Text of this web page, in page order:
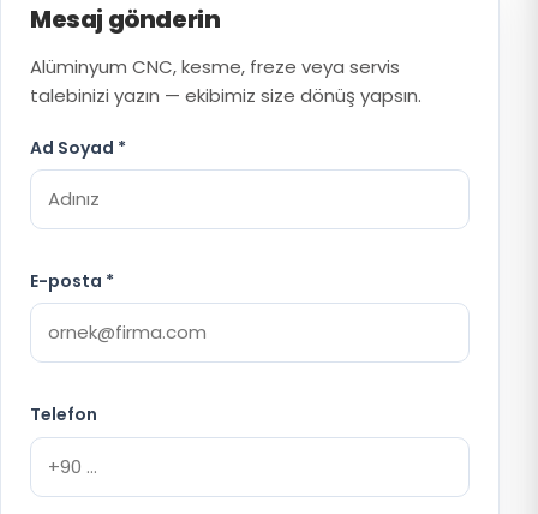
Mesaj gönderin
Alüminyum CNC, kesme, freze veya servis
talebinizi yazın — ekibimiz size dönüş yapsın.
Ad Soyad *
E-posta *
Telefon